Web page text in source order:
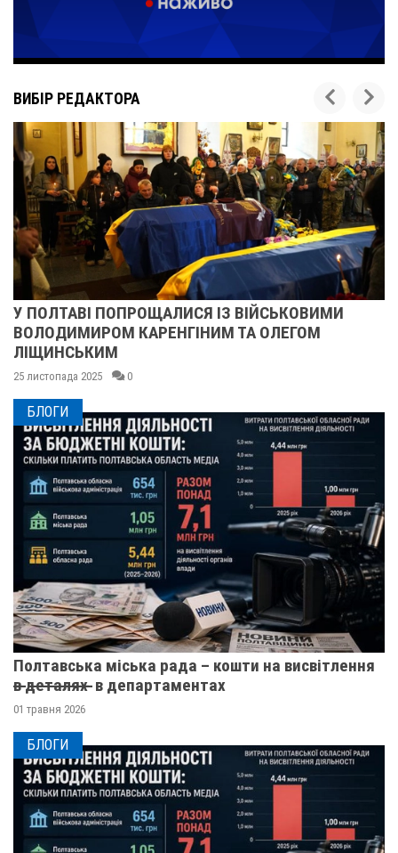
ВИБІР РЕДАКТОРА
У ПОЛТАВІ ПОПРОЩАЛИСЯ ІЗ ВІЙСЬКОВИМИ
ВОЛОДИМИРОМ КАРЕНГІНИМ ТА ОЛЕГОМ
ЛІЩИНСЬКИМ
25 листопада 2025 0
БЛОГИ
Полтавська міська рада – кошти на висвітлення
в̶ ̶д̶е̶т̶а̶л̶я̶х̶ ̶ в департаментах
01 травня 2026
БЛОГИ